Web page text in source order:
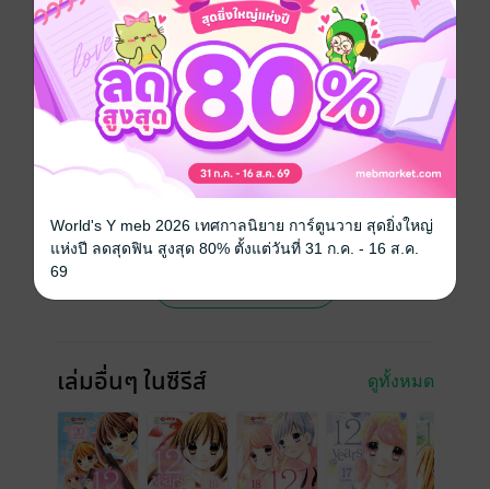
วันที่วางขาย 18 กรกฎาคม 2562
ความยาว 194 หน้า
ราคาปก 50 บาท (ประหยัด 30%)
สนใจเวอร์ชันกระดาษ เชิญทางนี้!
เวอร์ชันกระดาษมีวางขายที่เว็บไซต์สำนัก
ซื้อ หรือติดต่อคนขายโดยตรงเลยจ้ะ
เล่มอื่นๆ ในซีรีส์ ดูทั้งหมด
World's Y meb 2026 เทศกาลนิยาย การ์ตูนวาย สุดยิ่งใหญ่
แห่งปี ลดสุดฟิน สูงสุด 80% ตั้งแต่วันที่ 31 ก.ค. - 16 ส.ค.
69